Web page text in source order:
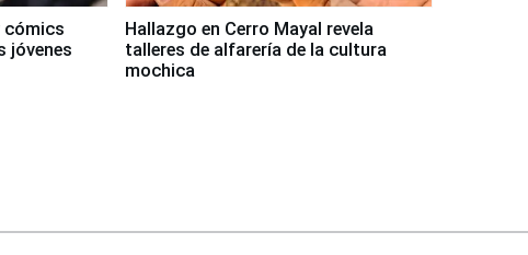
cómics
jóvenes
Hallazgo en Cerro Mayal revela
talleres de alfarería de la cultura
mochica